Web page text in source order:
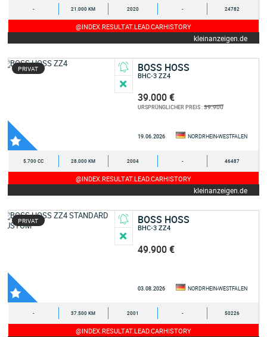
- 21.000 KM 2020 - 24782
@INDEX.RESULTAT.LEAD.CARHISTORY
kleinanzeigen.de
PRIVAT BOSS HOSS
BHC-3 ZZ4
39.000 €
URSPRÜNGLICHER PREIS :39.900
19.06.2026 NORDRHEIN-WESTFALEN
5.700 CC 28.000 KM 2004 - 46487
@INDEX.RESULTAT.LEAD.CARHISTORY
kleinanzeigen.de
PRIVAT BOSS HOSS
BHC-3 ZZ4
49.900 €
03.08.2026 NORDRHEIN-WESTFALEN
- 37.500 KM 2001 - 50226
@INDEX.RESULTAT.LEAD.CARHISTORY